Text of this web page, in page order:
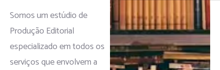
Somos um estúdio de
Produção Editorial
especializado em todos os
serviços que envolvem a